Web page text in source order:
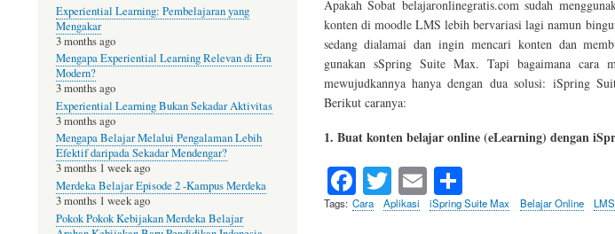
Apakah Sobat belajaronlinegratis.com sudah
konten di moodle LMS lebih bervariasi lagi namun
sedang dialamai dan ingin mencari konten dan
gunakan sSpring Suite Max. Tapi bagaimana cara
mewujudkannya hanya dengan dua solusi: iSpring
Berikut caranya:
1. Buat konten belajar online (eLearning) dengan
Fa
ce
T
wi
E
m
S
ha
Tags Cara Aplikasi iSpring Suite Max Belajar Online LMS
Experiential Learning: Pembelajaran yang
Mengakar
3 months ago
Mengapa Experiential Learning Relevan di Era
Modern?
3 months ago
Experiential Learning Bukan Sekadar Aktivitas
3 months ago
Mengapa Belajar Melalui Pengalaman Lebih
Efektif daripada Sekadar Mendengar?
3 months 1 week ago
Merdeka Belajar Episode 2 -Kampus Merdeka
3 months 1 week ago
Pokok Pokok Kebijakan Merdeka Belajar